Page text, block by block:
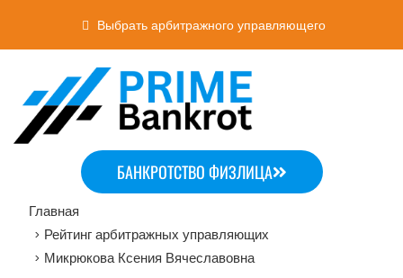
Выбрать арбитражного управляющего
БАНКРОТСТВО ФИЗЛИЦА
Главная
> Рейтинг арбитражных управляющих
> Микрюкова Ксения Вячеславовна